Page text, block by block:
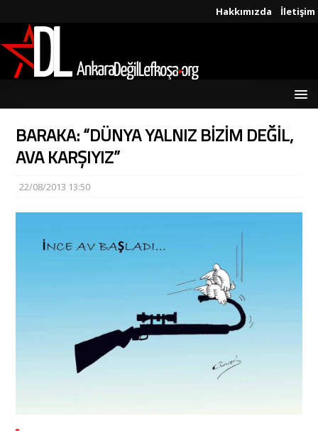
Hakkımızda İletişim
BARAKA: “DÜNYA YALNIZ BİZİM DEĞİL,
AVA KARŞIYIZ”
22/08/2013 13:50